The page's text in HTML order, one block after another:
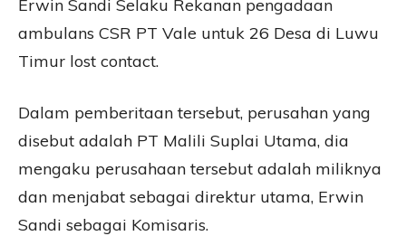
Erwin Sandi Selaku Rekanan pengadaan
ambulans CSR PT Vale untuk 26 Desa di Luwu
Timur lost contact.
Dalam pemberitaan tersebut, perusahan yang
disebut adalah PT Malili Suplai Utama, dia
mengaku perusahaan tersebut adalah miliknya
dan menjabat sebagai direktur utama, Erwin
Sandi sebagai Komisaris.